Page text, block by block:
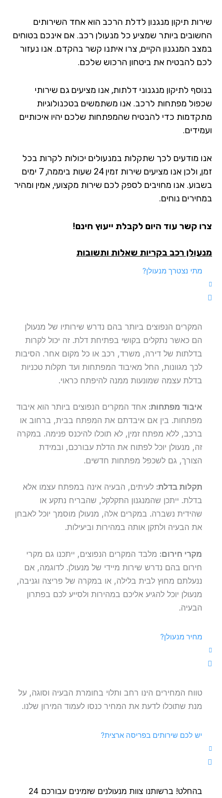
שירות תיקון מנגנון לדלת הרכב הוא אחד השירותים
החשובים ביותר שמציע כל מנעולן רכב. אם אינכם בטוחים
במצב המנגנון הקיים, צרו איתנו קשר בהקדם. אנו נעזור
לכם להבטיח את ביטחון הרכוש שלכם.
בנוסף לתיקון מנגנוני דלתות, אנו מציעים גם שירותי
שכפול מפתחות לרכב. אנו משתמשים בטכנולוגיות
מתקדמות כדי להבטיח שהמפתחות שלכם יהיו איכותיים
ועמידים.
אנו מודעים לכך שתקלות במנעולים יכולות לקרות בכל
זמן, ולכן אנו מציעים שירות זמין 24 שעות ביממה, 7 ימים
בשבוע. אנו מחויבים לספק לכם שירות מקצועי, אמין ומהיר
במחירים נוחים.
צרו קשר עוד היום לקבלת ייעוץ חינם!
מנעולן רכב בקריות שאלות ותשובות
מתי נצטרך מנעולן?
המקרים הנפוצים ביותר בהם נדרש שירותיו של מנעולן
הם כאשר נתקלים בקושי בפתיחת דלת. זה יכול לקרות
בדלתות של דירה, משרד, רכב או כל מקום אחר. הסיבות
לכך מגוונות, החל מאיבוד המפתחות ועד תקלות טכניות
בדלת עצמה שמונעות ממנה להיפתח כראוי.
איבוד מפתחות: אחד המקרים הנפוצים ביותר הוא איבוד
מפתחות. בין אם איבדתם את המפתח בבית, ברחוב או
ברכב, ללא מפתח זמין, לא תוכלו להיכנס פנימה. במקרה
זה, מנעולן יוכל לפתוח את הדלת עבורכם, ובמידת
הצורך, גם לשכפל מפתחות חדשים.
תקלות בדלת: לעיתים, הבעיה אינה במפתח עצמו אלא
בדלת. ייתכן שהמנגנון התקלקל, שהבריח נתקע או
שהידית נשברה. במקרים אלה, מנעולן מוסמך יוכל לאבחן
את הבעיה ולתקן אותה במהירות וביעילות.
מקרי חירום: מלבד המקרים הנפוצים, ייתכנו גם מקרי
חירום בהם נדרש שירות מיידי של מנעולן. לדוגמה, אם
ננעלתם מחוץ לבית בלילה, או במקרה של פריצה וגניבה,
מנעולן יוכל להגיע אליכם במהירות ולסייע לכם בפתרון
הבעיה.
מחיר מנעולן?
טווח המחירים הינו רחב ותלוי בחומרת הבעיה וסוגה, על
מנת שתוכלו לדעת את המחיר כנסו לעמוד המירון שלנו.
יש לכם שירותים בפריסה ארצית?
בהחלט! ברשותנו צוות מנעולנים שזמינים עבורכם 24